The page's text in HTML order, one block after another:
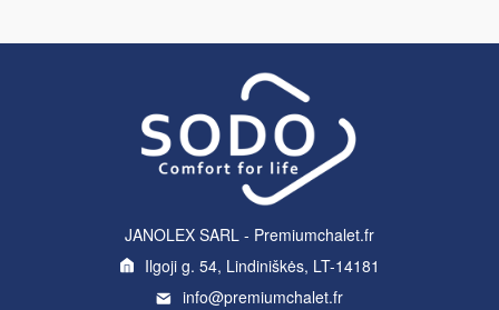
JANOLEX SARL - Premiumchalet.fr
Ilgoji g. 54, Lindiniškės, LT-14181
info@premiumchalet.fr